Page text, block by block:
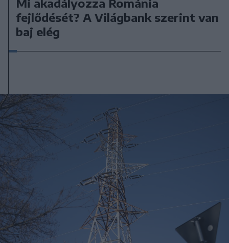
Mi akadályozza Románia
fejlődését? A Világbank szerint van
baj elég